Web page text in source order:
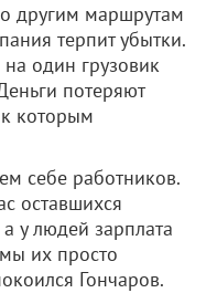
другим маршрутам
терпит убытки.
на один грузовик
потеряют
которым
себе работников.
оставшихся
у людей зарплата
их просто
Гончаров.